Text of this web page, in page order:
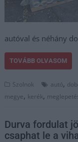
autóval és néhány
TOVÁBB OLVASOM
Szolnok autó,
megye, kerék,
Durva fordulat
csaphat le a